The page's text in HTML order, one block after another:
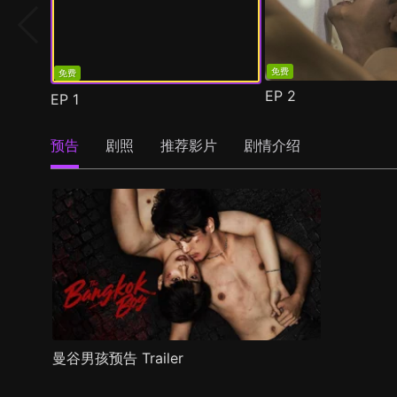
免费
EP 1
免费
EP 2
预告 剧照 推荐影片 剧情介绍
曼谷男孩预告 Trailer